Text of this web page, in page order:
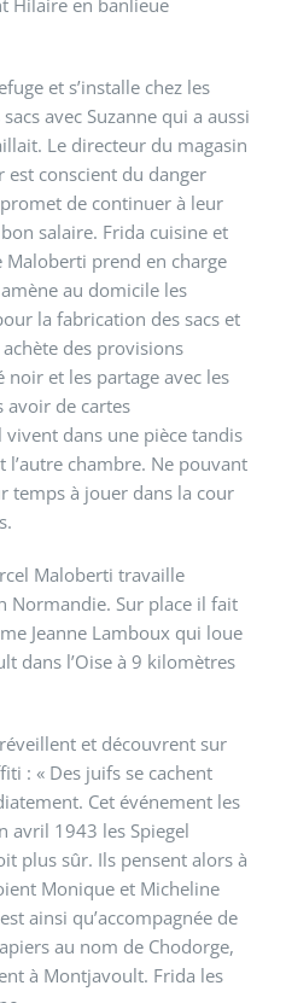
Hilaire en banlieue
et s’installe chez les
avec Suzanne qui a aussi
Le directeur du magasin
est conscient du danger
de continuer à leur
salaire. Frida cuisine et
Maloberti prend en charge
au domicile les
la fabrication des sacs et
des provisions
et les partage avec les
avoir de cartes
vivent dans une pièce tandis
chambre. Ne pouvant
temps à jouer dans la cour
Maloberti travaille
Normandie. Sur place il fait
Jeanne Lamboux qui loue
dans l’Oise à 9 kilomètres
et découvrent sur
: « Des juifs se cachent
Cet événement les
avril 1943 les Spiegel
plus sûr. Ils pensent alors à
Monique et Micheline
ainsi qu’accompagnée de
au nom de Chodorge,
à Montjavoult. Frida les